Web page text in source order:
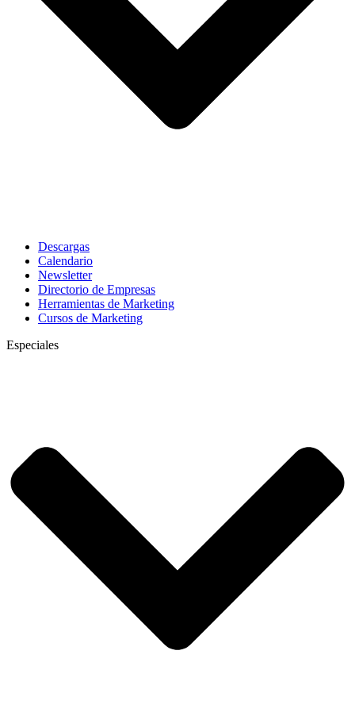
Descargas
Calendario
Newsletter
Directorio de Empresas
Herramientas de Marketing
Cursos de Marketing
Especiales